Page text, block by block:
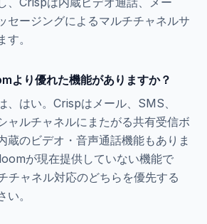
セージングによるマルチチャネルサ
。
より優れた機能がありますか？
、はい。Crispはメール、SMS、
ャルチャネルにまたがる共有受信ボ
蔵のビデオ・音声通話機能もありま
が現在提供していない機能で
チャネル対応のどちらを優先する
。